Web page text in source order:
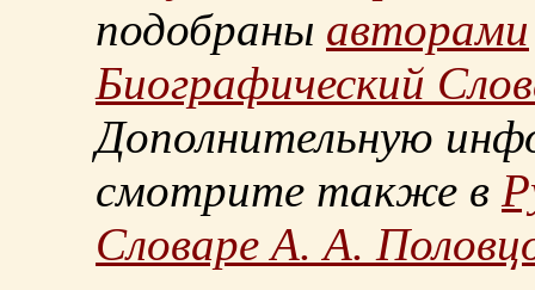
подобраны авторами
Биографический
Дополнительную
смотрите также в
Словаре А. А.